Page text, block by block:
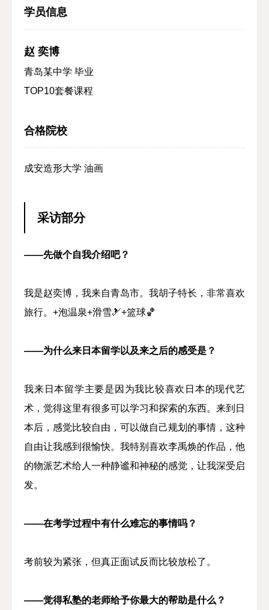
学员信息
赵 奕博
青岛某中学 毕业
TOP10套餐课程
合格院校
成安造形大学 油画
采访部分
——先做个自我介绍吧？
我是赵奕博，我来自青岛市。我胡子特长，非常喜欢
旅行。+泡温泉+滑雪🎿+篮球🏀
——为什么来日本留学以及来之后的感受是？
我来日本留学主要是因为我比较喜欢日本的现代艺
术，觉得这里有很多可以学习和探索的东西。来到日
本后，感觉比较自由，可以做自己规划的事情，这种
自由让我感到很愉快。我特别喜欢李禹焕的作品，他
的物派艺术给人一种静谧和神秘的感觉，让我深受启
发。
——在考学过程中有什么难忘的事情吗？
考前较为紧张，但真正面试反而比较放松了。
——觉得私塾的老师给予你最大的帮助是什么？